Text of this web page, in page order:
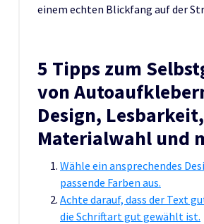
einem echten Blickfang auf der
5 Tipps zum
von
Design, Lesbarkeit,
Materialwahl und
Wähle ein ansprechendes
passende Farben aus.
Achte darauf, dass der Text
die Schriftart gut gewählt ist.